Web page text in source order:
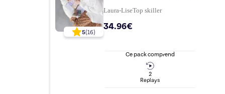
5(16)
Laura-LiseTop skiller
34.96€
Ce pack comprend
2
Replays